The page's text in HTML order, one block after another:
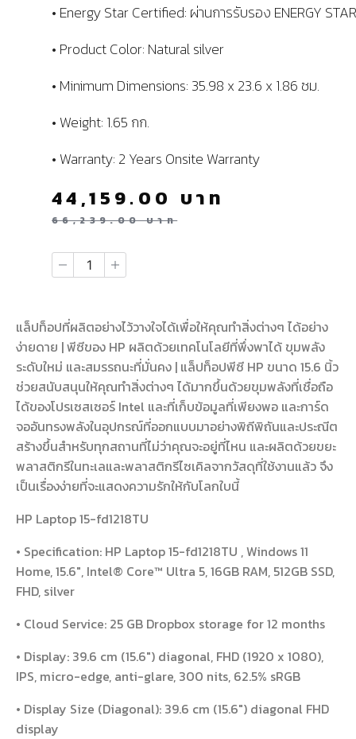
• Energy Star Certified: ผ่านการรับรอง ENERGY
• Product Color: Natural silver
• Minimum Dimensions: 35.98 x 23.6 x 1.86 ซม.
• Weight: 1.65 กก.
• Warranty: 2 Years Onsite Warranty
66,239.00บาท
44,159.00 บาท
แล็ปท็อปที่ผลิตอย่างไว้วางใจได้เพื่อให้คุณทำสิ่งต่างๆ ได้อย่าง
ง่ายดาย | พีซีของ HP ผลิตด้วยเทคโนโลยีที่พึ่งพาได้ ขุมพลัง
ระดับใหม่ และสมรรถนะที่มั่นคง | แล็ปท็อปพีซี HP ขนาด 15.6 นิ้ว
ช่วยสนับสนุนให้คุณทําสิ่งต่างๆ ได้มากขึ้นด้วยขุมพลังที่เชื่อถือ
ได้ของโปรเซสเซอร์ Intel และที่เก็บข้อมูลที่เพียงพอ และการ์ด
จออันทรงพลังในอุปกรณ์ที่ออกแบบมาอย่างพิถีพิถันและประณีต
สร้างขึ้นสำหรับทุกสถานที่ไม่ว่าคุณจะอยู่ที่ไหน และผลิตด้วยขยะ
พลาสติกรีในทะเลและพลาสติกรีไซเคิลจากวัสดุที่ใช้งานแล้ว จึง
เป็นเรื่องง่ายที่จะแสดงความรักให้กับโลกใบนี้
HP Laptop 15-fd1218TU
• Specification: HP Laptop 15-fd1218TU , Windows 11
Home, 15.6″, Intel® Core™ Ultra 5, 16GB RAM, 512GB SSD,
FHD, silver
• Cloud Service: 25 GB Dropbox storage for 12 months
• Display: 39.6 cm (15.6″) diagonal, FHD (1920 x 1080),
IPS, micro-edge, anti-glare, 300 nits, 62.5% sRGB
• Display Size (Diagonal): 39.6 cm (15.6″) diagonal FHD
display